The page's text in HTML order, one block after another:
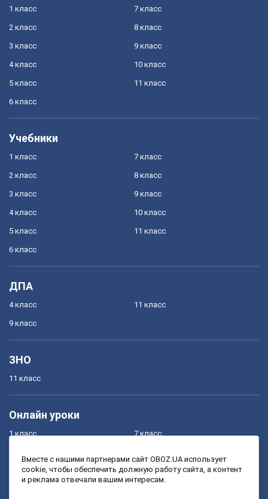
1 класс
2 класс
3 класс
4 класс
5 класс
6 класс
7 класс
8 класс
9 класс
10 класс
11 класс
Учебники
1 класс
2 класс
3 класс
4 класс
5 класс
6 класс
7 класс
8 класс
9 класс
10 класс
11 класс
ДПА
4 класс
9 класс
11 класс
ЗНО
11 класс
Онлайн уроки
1 класс
3 класс
7 класс
9 класс
Вместе с нашими партнерами сайт OBOZ.UA использует
cookie, чтобы обеспечить должную работу сайта, а контент
и реклама отвечали вашим интересам.